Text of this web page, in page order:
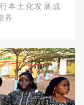
本土化发展战
养